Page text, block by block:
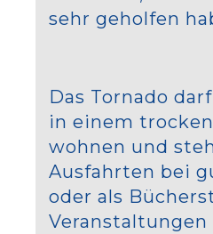
sehr geholfen
Das Tornado
in einem
wohnen und
Ausfahrten bei
oder als
Veranstaltungen